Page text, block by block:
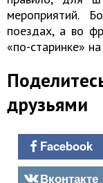
мероприятий.
поездах, а во
«по-старинке»
друзьями
Facebook
Вконтакте